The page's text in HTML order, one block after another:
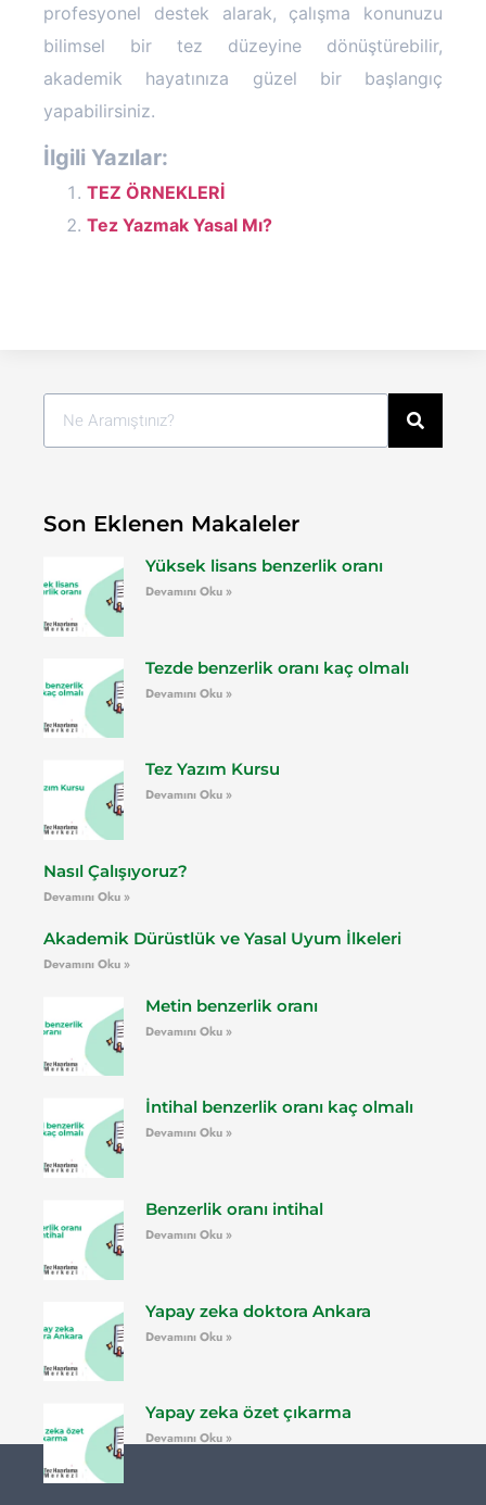
profesyonel destek alarak, çalışma konunuzu
bilimsel bir tez düzeyine dönüştürebilir,
akademik hayatınıza güzel bir başlangıç
yapabilirsiniz.
İlgili Yazılar:
TEZ ÖRNEKLERİ
Tez Yazmak Yasal Mı?
Son Eklenen Makaleler
Yüksek lisans benzerlik oranı
Devamını Oku »
Tezde benzerlik oranı kaç olmalı
Devamını Oku »
Tez Yazım Kursu
Devamını Oku »
Nasıl Çalışıyoruz?
Devamını Oku »
Akademik Dürüstlük ve Yasal Uyum İlkeleri
Devamını Oku »
Metin benzerlik oranı
Devamını Oku »
İntihal benzerlik oranı kaç olmalı
Devamını Oku »
Benzerlik oranı intihal
Devamını Oku »
Yapay zeka doktora Ankara
Devamını Oku »
Yapay zeka özet çıkarma
Devamını Oku »